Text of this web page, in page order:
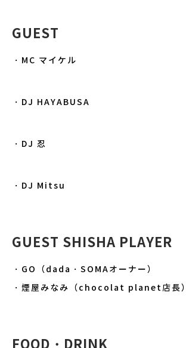
GUEST
・MC マイケル
・DJ HAYABUSA
・DJ 忍
・DJ Mitsu
GUEST SHISHA PLAYER
・GO（dada・SOMAオーナー）
・煙屋みなみ（chocolat planet店長）
FOOD・DRINK